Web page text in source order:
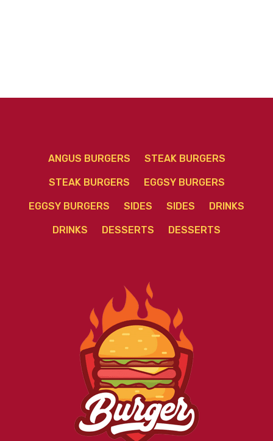
ANGUS BURGERS STEAK BURGERS
STEAK BURGERS EGGSY BURGERS
EGGSY BURGERS SIDES SIDES DRINKS
DRINKS DESSERTS DESSERTS